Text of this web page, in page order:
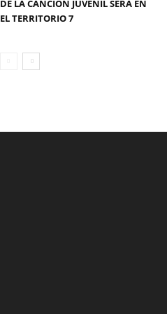
DE LA CANCIÓN JUVENIL SERÁ EN
EL TERRITORIO 7